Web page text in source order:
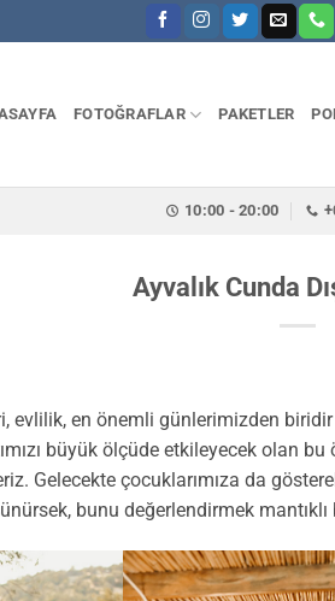
FOTOĞRAFLAR PAKETLER
10:00 - 20:00
Ayvalık Cunda
evlilik, en önemli günlerimizden
büyük ölçüde etkileyecek olan
Gelecekte çocuklarımıza da
bunu değerlendirmek